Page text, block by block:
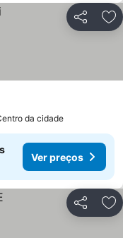
Partilhar
da cidade
Ver preços
Partilhar